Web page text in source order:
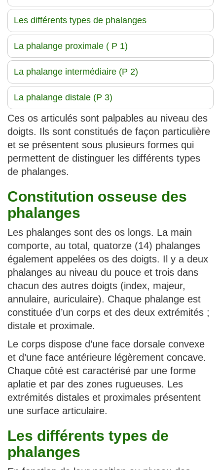
Les différents types de phalanges
La phalange proximale ( P 1)
La phalange intermédiaire (P 2)
La phalange distale (P 3)
Ces os articulés sont palpables au niveau des
doigts. Ils sont constitués de façon particulière
et se présentent sous plusieurs formes qui
permettent de distinguer les différents types
de phalanges.
Constitution osseuse des
phalanges
Les phalanges sont des os longs. La main
comporte, au total, quatorze (14) phalanges
également appelées os des doigts. Il y a deux
phalanges au niveau du pouce et trois dans
chacun des autres doigts (index, majeur,
annulaire, auriculaire). Chaque phalange est
constituée d’un corps et des deux extrémités ;
distale et proximale.
Le corps dispose d’une face dorsale convexe
et d’une face antérieure légèrement concave.
Chaque côté est caractérisé par une forme
aplatie et par des zones rugueuses. Les
extrémités distales et proximales présentent
une surface articulaire.
Les différents types de
phalanges